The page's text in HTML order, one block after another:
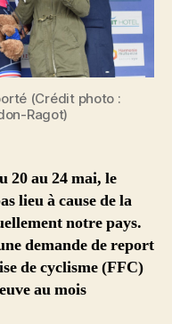
(Crédit photo :
Ragot)
20 au 24 mai, le
lieu à cause de la
notre pays.
demande de report
de cyclisme (FFC)
au mois